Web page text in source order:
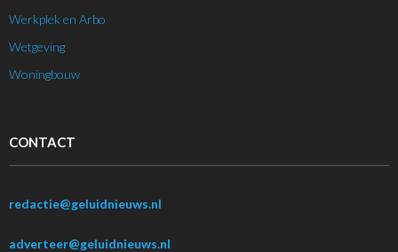
Werkplek en Arbo
Wetgeving
Woningbouw
CONTACT
redactie@geluidnieuws.nl
adverteer@geluidnieuws.nl